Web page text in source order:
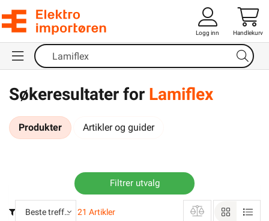
Logg inn Handlekurv
Søkeresultater for Lamiflex
Produkter Artikler og guider
Filtrer utvalg
Beste treff 21 Artikler